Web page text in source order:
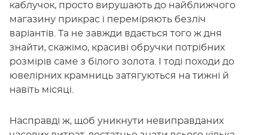
каблучок, просто вирушають до найближчого
магазину прикрас і переміряють безліч
варіантів. Та не завжди вдається того ж дня
знайти, скажімо, красиві обручки потрібних
розмірів саме з білого золота. І тоді походи до
ювелірних крамниць затягуються на тижні й
навіть місяці.
Насправді ж, щоб уникнути невиправданих